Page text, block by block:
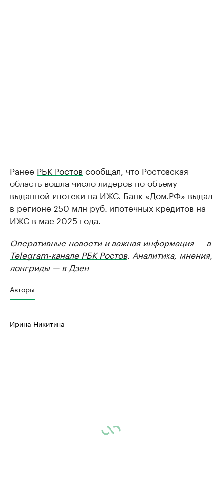
Ранее РБК Ростов сообщал, что Ростовская
область вошла число лидеров по объему
выданной ипотеки на ИЖС. Банк «Дом.РФ» выдал
в регионе 250 млн руб. ипотечных кредитов на
ИЖС в мае 2025 года.
Оперативные новости и важная информация — в
Telegram-канале РБК Ростов. Аналитика, мнения,
лонгриды — в Дзен
Авторы
Ирина Никитина